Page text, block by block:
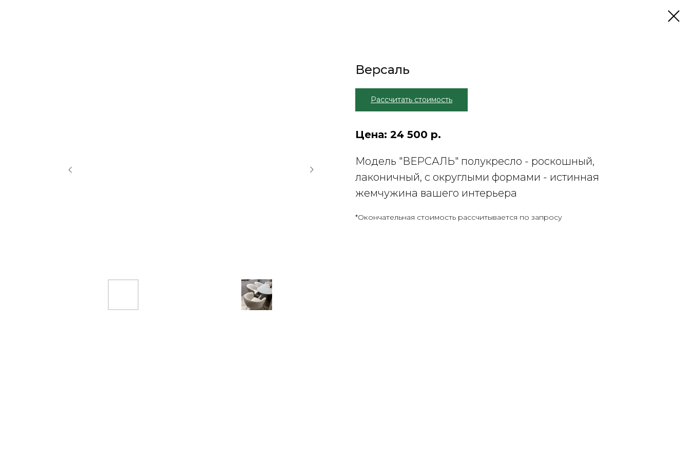
Версаль
Рассчитать стоимость
Цена: 24 500 р.
Модель "ВЕРСАЛЬ" полукресло - роскошный,
лаконичный, с округлыми формами - истинная
жемчужина вашего интерьера
*Окончательная стоимость рассчитывается по запросу